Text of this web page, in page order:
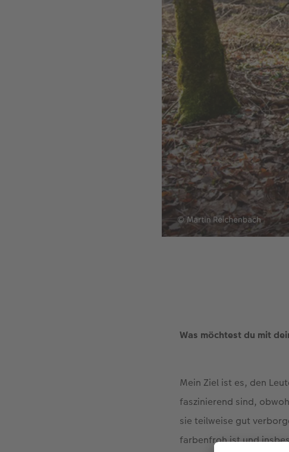
Was möchtest du mit
Mein Ziel ist es, den
faszinierend sind,
sie teilweise gut
farbenfroh ist und